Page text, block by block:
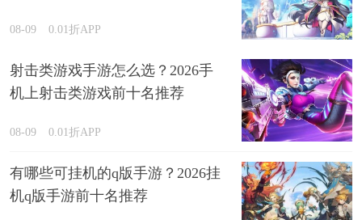
08-09 0.01折APP
射击类游戏手游怎么选？2026手
机上射击类游戏前十名推荐
08-09 0.01折APP
有哪些可挂机的q版手游？2026挂
机q版手游前十名推荐